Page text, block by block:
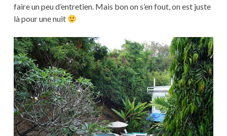
faire un peu d’entretien. Mais bon on s’en fout, on est juste
là pour une nuit